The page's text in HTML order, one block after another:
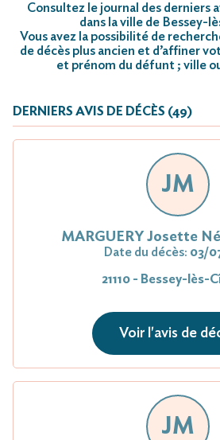
Consultez le journal des derniers
dans la ville de Bessey-
Vous avez la possibilité de
de décès plus ancien et d’affiner
et prénom du défunt ; ville
DERNIERS AVIS DE DÉCÈS (49)
JM
MARGUERY Josette
Date du décès: 03/
21110 - Bessey-lès-
Voir l'avis de
JM